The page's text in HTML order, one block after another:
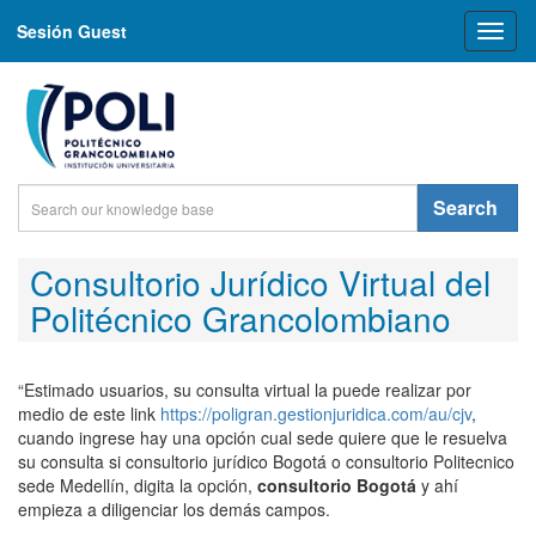
Sesión Guest
Search
Consultorio Jurídico Virtual del
Politécnico Grancolombiano
“Estimado usuarios, su consulta virtual la puede realizar por
medio de este link https://poligran.gestionjuridica.com/au/cjv,
cuando ingrese hay una opción cual sede quiere que le resuelva
su consulta si consultorio jurídico Bogotá o consultorio Politecnico
sede Medellín, digita la opción, consultorio Bogotá y ahí
empieza a diligenciar los demás campos.